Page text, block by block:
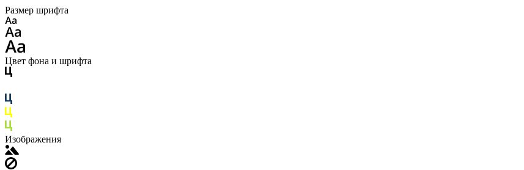
Размер шрифта
Цвет фона и шрифта
Изображения